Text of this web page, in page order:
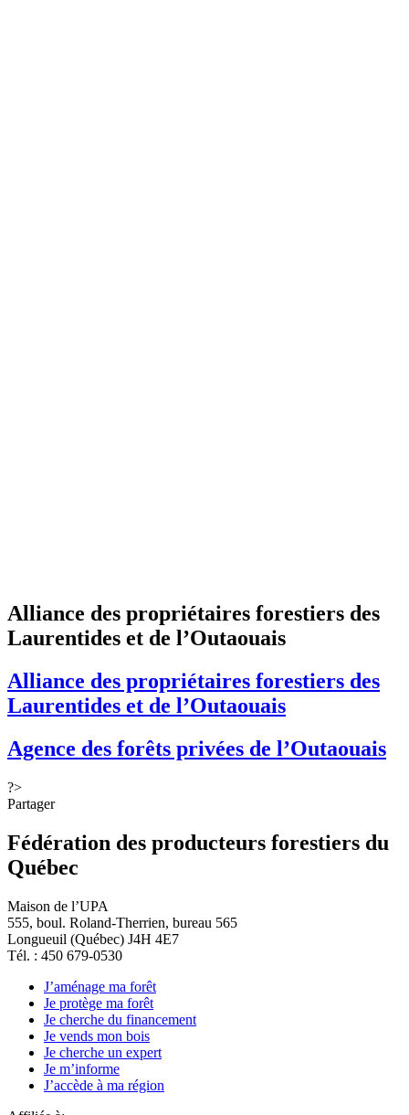
Alliance des propriétaires forestiers des
Laurentides et de l’Outaouais
Alliance des propriétaires forestiers des
Laurentides et de l’Outaouais
Agence des forêts privées de l’Outaouais
?>
Partager
Fédération des producteurs forestiers du
Québec
Maison de l’UPA
555, boul. Roland-Therrien, bureau 565
Longueuil (Québec) J4H 4E7
Tél. : 450 679-0530
J’aménage ma forêt
Je protège ma forêt
Je cherche du financement
Je vends mon bois
Je cherche un expert
Je m’informe
J’accède à ma région